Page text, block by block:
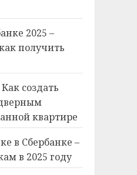
2025 –
получить
создать
квартире
в Сбербанке –
в 2025 году